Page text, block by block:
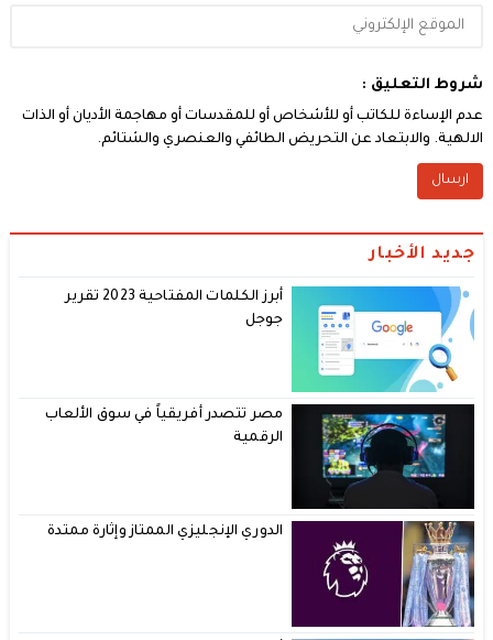
شروط التعليق :
عدم الإساءة للكاتب أو للأشخاص أو للمقدسات أو مهاجمة الأديان أو الذات
الالهية. والابتعاد عن التحريض الطائفي والعنصري والشتائم.
جديد الأخبار
أبرز الكلمات المفتاحية 2023 تقرير
جوجل
مصر تتصدر أفريقياً في سوق الألعاب
الرقمية
الدوري الإنجليزي الممتاز وإثارة ممتدة